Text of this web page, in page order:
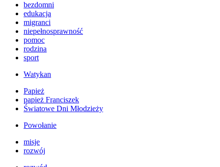
bezdomni
edukacja
migranci
niepełnosprawność
pomoc
rodzina
sport
Watykan
Papież
papież Franciszek
Światowe Dni Młodzieży
Powołanie
misje
rozwój